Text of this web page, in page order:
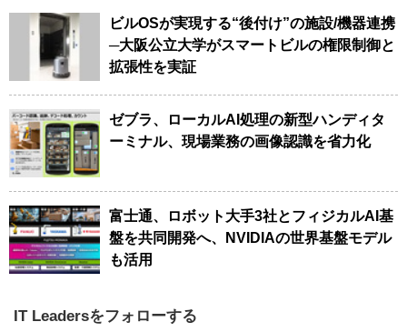
ビルOSが実現する“後付け”の施設/機器連携
─大阪公立大学がスマートビルの権限制御と
拡張性を実証
ゼブラ、ローカルAI処理の新型ハンディタ
ーミナル、現場業務の画像認識を省力化
富士通、ロボット大手3社とフィジカルAI基
盤を共同開発へ、NVIDIAの世界基盤モデル
も活用
IT Leadersをフォローする